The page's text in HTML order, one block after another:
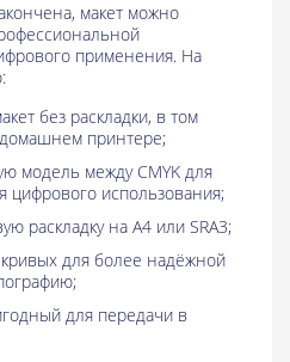
макет можно
применения. На
без раскладки, в том
принтере;
модель между CMYK для
цифрового использования;
раскладку на A4 или SRA3;
для более надёжной
для передачи в